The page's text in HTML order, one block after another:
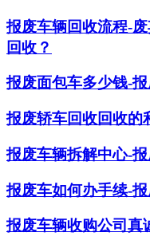
报废车辆回收流程-
回收？
报废面包车多少钱-
报废轿车回收回收的
报废车辆拆解中心-
报废车如何办手续-
报废车辆收购公司真